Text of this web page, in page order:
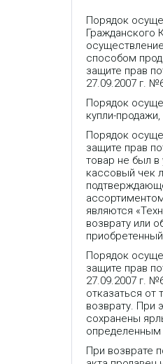
Порядок
Гражданского
способом
защите прав
27.09.2007 г.
Порядок
купли-
Порядок
защите прав
товар не был в
кассовый чек
являются
возврату или
Порядок
защите прав
27.09.2007 г.
отказаться
возврату. При
сохранены
определенным
При возврате